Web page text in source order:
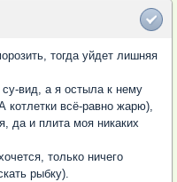
тогда уйдет лишняя
вид, а я остыла к нему
всё-равно жарю),
да и плита моя никаких
только ничего
рыбку).